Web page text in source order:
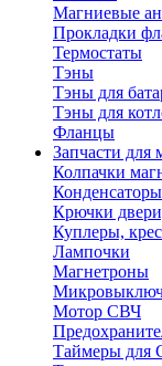
Магниевые
Прокладки
Термостаты
Тэны
Тэны для
Тэны для
Фланцы
Запчасти для
Колпачки
Конденсаторы
Крючки
Куплеры,
Лампочки
Магнетроны
Мотор СВЧ
Таймеры для